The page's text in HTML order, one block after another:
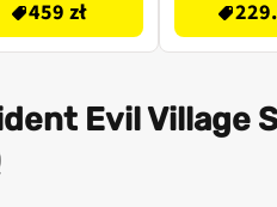
459 zł
Evil Village